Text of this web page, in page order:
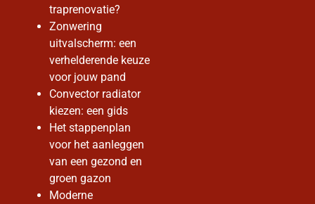
traprenovatie?
Zonwering
uitvalscherm: een
verhelderende keuze
voor jouw pand
Convector radiator
kiezen: een gids
Het stappenplan
voor het aanleggen
van een gezond en
groen gazon
Moderne